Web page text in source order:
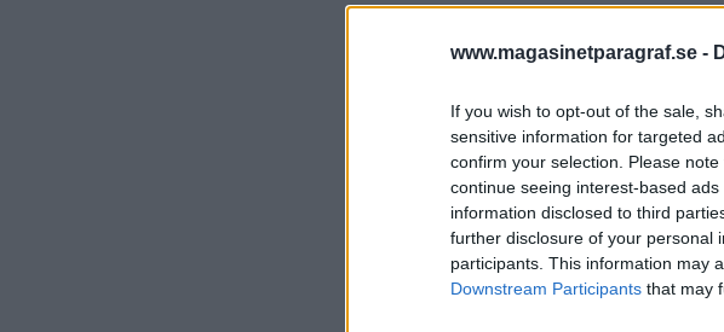
www.magasinetparagraf.se -
If you wish to opt-out of the sale,
sensitive information for targeted
confirm your selection. Please
continue seeing interest-based
information disclosed to third
further disclosure of your personal
participants. This information may
Downstream Participants that may